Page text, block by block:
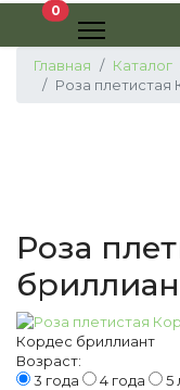
0В корзину
Главная Каталог
Роза плетистая
Роза
Кордес бриллиант
Возраст:
3 года
4 года
5